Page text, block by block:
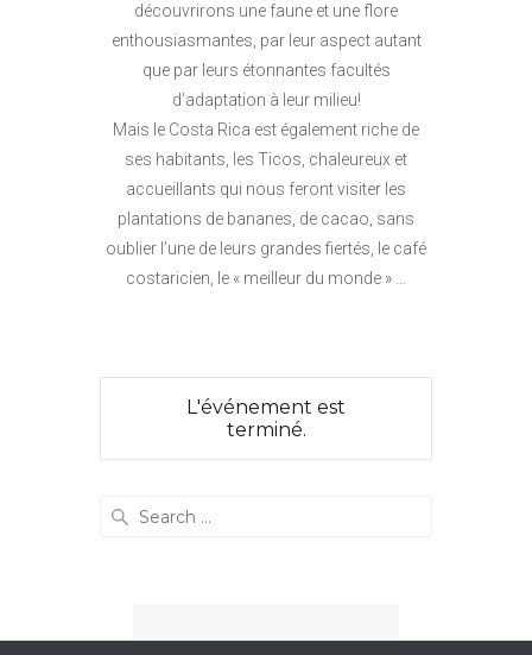
découvrirons une faune et une flore
enthousiasmantes, par leur aspect autant
que par leurs étonnantes facultés
d’adaptation à leur milieu!
Mais le Costa Rica est également riche de
ses habitants, les Ticos, chaleureux et
accueillants qui nous feront visiter les
plantations de bananes, de cacao, sans
oublier l’une de leurs grandes fiertés, le café
costaricien, le « meilleur du monde » …
L'événement est
terminé.